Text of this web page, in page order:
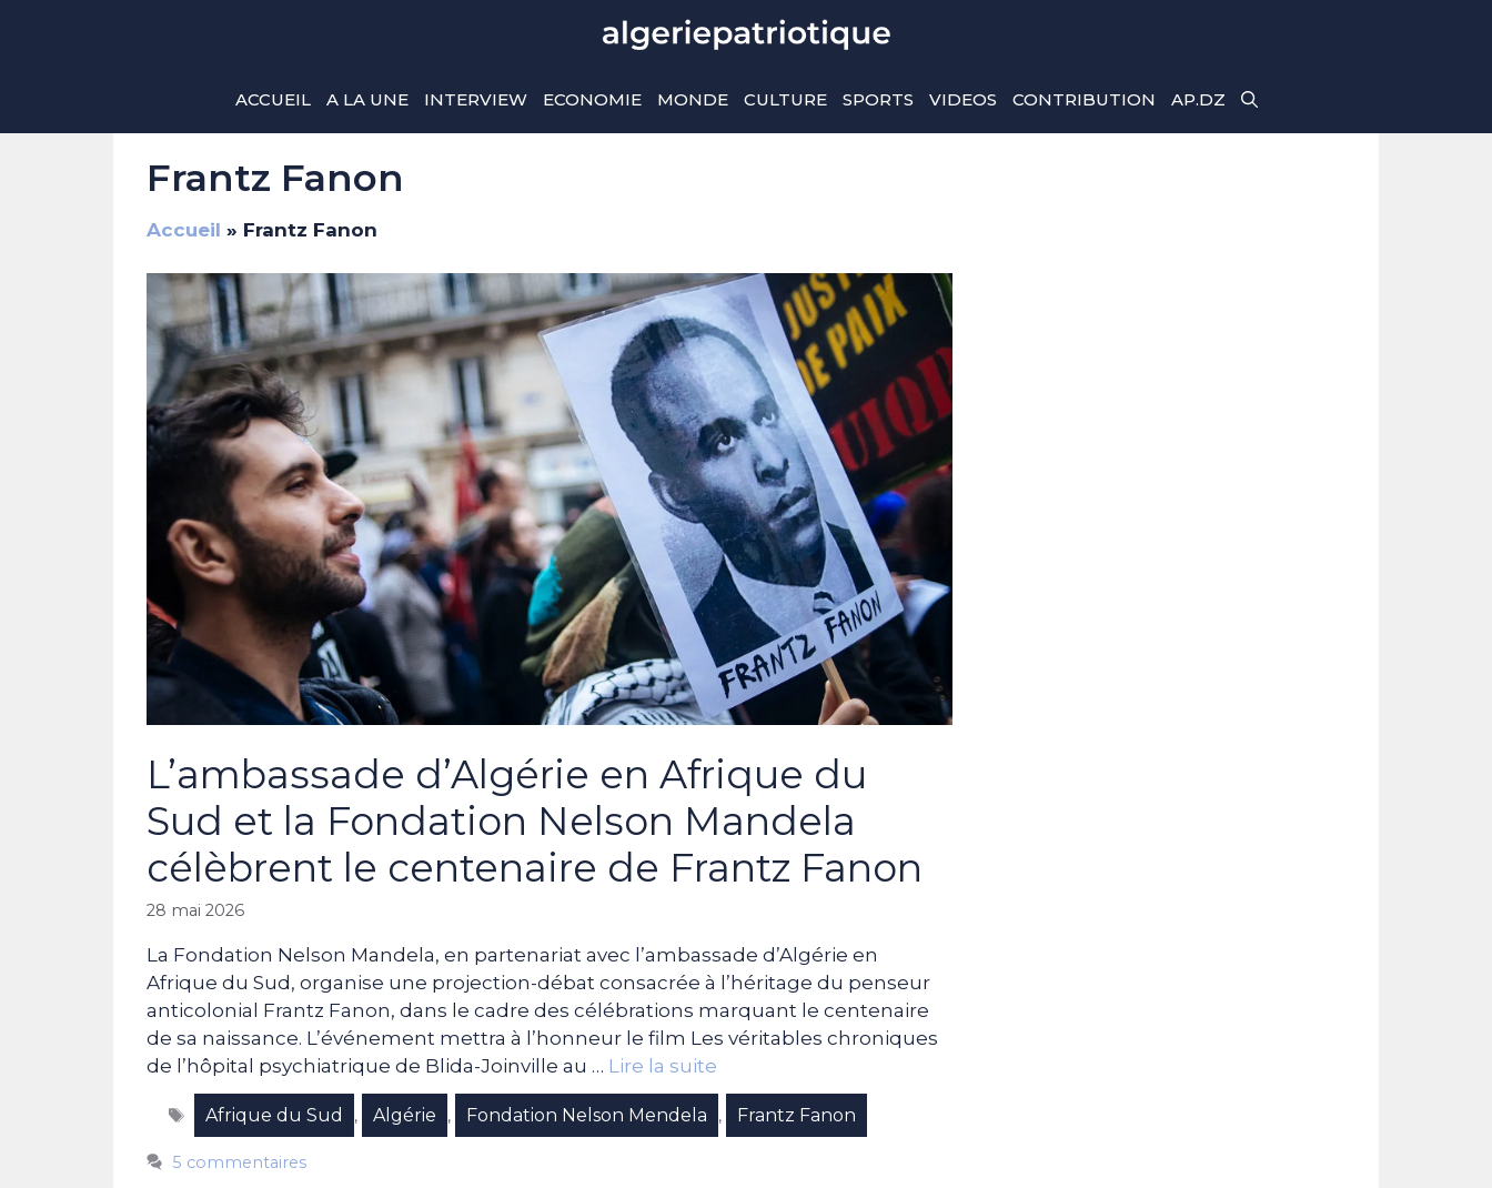
ACCUEIL A LA UNE INTERVIEW ECONOMIE MONDE CULTURE SPORTS VIDEOS CONTRIBUTION AP.DZ
Frantz Fanon
Accueil » Frantz Fanon
L’ambassade d’Algérie en Afrique du
Sud et la Fondation Nelson Mandela
célèbrent le centenaire de Frantz Fanon
28 mai 2026
La Fondation Nelson Mandela, en partenariat avec l’ambassade d’Algérie en
Afrique du Sud, organise une projection-débat consacrée à l’héritage du penseur
anticolonial Frantz Fanon, dans le cadre des célébrations marquant le centenaire
de sa naissance. L’événement mettra à l’honneur le film Les véritables chroniques
de l’hôpital psychiatrique de Blida-Joinville au … Lire la suite
Étiquettes
Afrique du Sud , Algérie , Fondation Nelson Mendela , Frantz Fanon
5 commentaires